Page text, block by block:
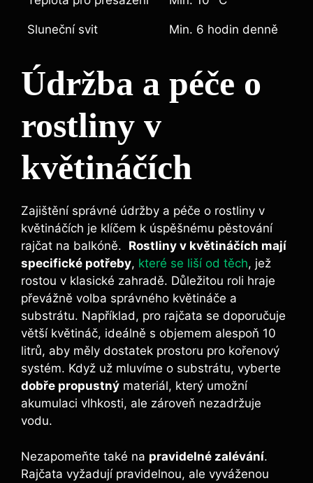
Sluneční svit Min. 6​ hodin⁢ denně
Údržba ‌a péče o
rostliny v‍
květináčích
Zajištění správné údržby a péče o⁣ rostliny​ v​
květináčích⁤ je klíčem k⁤ úspěšnému pěstování
rajčat ⁢na balkóně. ⁢ Rostliny v květináčích‌ mají
⁤specifické potřeby, které se liší od těch, jež
⁣rostou⁣ v klasické zahradě.⁣ Důležitou roli⁢ hraje
převážně volba správného květináče⁤ a
substrátu. Například, pro​ rajčata se‌ doporučuje
větší květináč, ideálně s objemem alespoň ‌10
⁢litrů, aby měly dostatek prostoru pro kořenový
⁣systém. Když už ⁤mluvíme o substrátu, vyberte
dobře propustný ⁣materiál, ‌který‌ umožní
akumulaci vlhkosti,⁤ ale zároveň⁢ nezadržuje
vodu.
Nezapomeňte⁢ také na pravidelné ⁢zalévání.
Rajčata vyžadují pravidelnou, ale vyváženou